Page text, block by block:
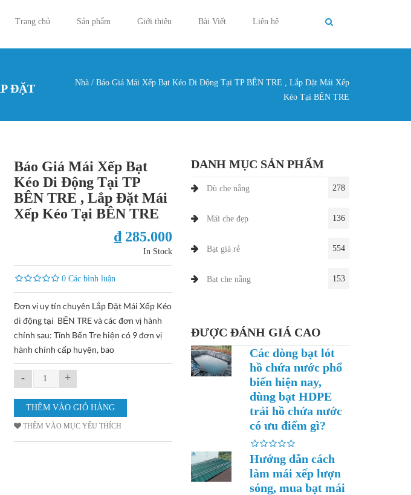
Trang chủ
Sản phẩm Giới thiệu Bài Viết Liên hệ
ĐẶT
Nhà / Báo Giá Mái Xếp Bạt Kéo Di Động Tại TP BÊN TRE , Lắp Đặt Mái Xếp
Kéo Tại BÊN TRE
Báo Giá Mái Xếp Bạt
Kéo Di Động Tại TP
BÊN TRE , Lắp Đặt Mái
Xếp Kéo Tại BÊN TRE
₫ 285.000
In Stock
0 Các bình luận
Đơn vị uy tín chuyên Lắp Đặt Mái Xếp Kéo
di động tại BẾN TRE và các đơn vị hành
chính sau: Tỉnh Bến Tre hiện có 9 đơn vị
hành chính cấp huyện, bao
- +
THÊM VÀO MỤC YÊU THÍCH
DANH MỤC SẢN PHẨM
Dù che nắng 278
Mái che đẹp 136
Bạt giá rẻ 554
Bạt che nắng 153
ĐƯỢC ĐÁNH GIÁ CAO
Các dòng bạt lót
hồ chứa nước phổ
biến hiện nay,
dùng bạt HDPE
trải hồ chứa nước
có ưu điểm gì?
Hướng dẫn cách
làm mái xếp lượn
sóng, mua bạt mái